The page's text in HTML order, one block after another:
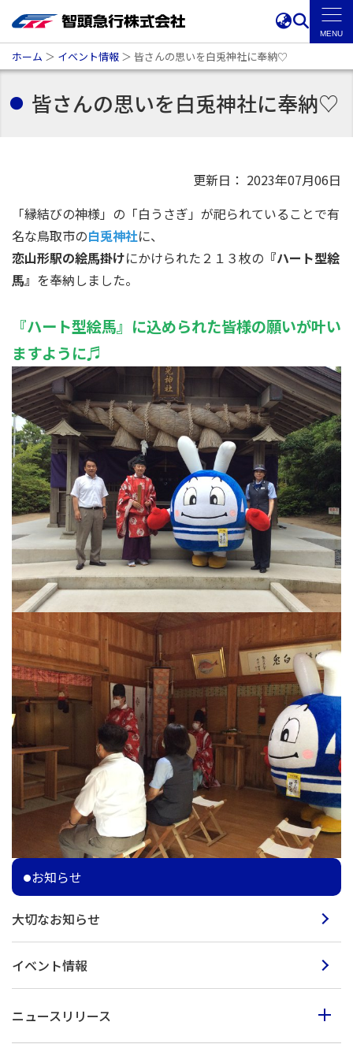
ホーム ＞ イベント情報 ＞ 皆さんの思いを白兎神社に奉納♡
皆さんの思いを白兎神社に奉納♡
更新日： 2023年07月06日
「縁結びの神様」の「白うさぎ」が祀られていることで有
名な鳥取市の白兎神社に、
恋山形駅の絵馬掛けにかけられた２１３枚の 『ハート型絵
馬』 を奉納しました。
『ハート型絵馬』に込められた皆様の願いが叶い
ますように♬
お知らせ
大切なお知らせ
イベント情報
ニュースリリース